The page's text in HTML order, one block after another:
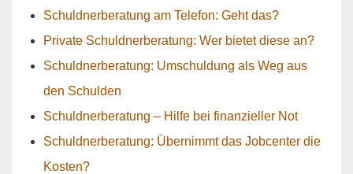
Schuldnerberatung am Telefon: Geht das?
Private Schuldnerberatung: Wer bietet diese an?
Schuldnerberatung: Umschuldung als Weg aus
den Schulden
Schuldnerberatung – Hilfe bei finanzieller Not
Schuldnerberatung: Übernimmt das Jobcenter die
Kosten?